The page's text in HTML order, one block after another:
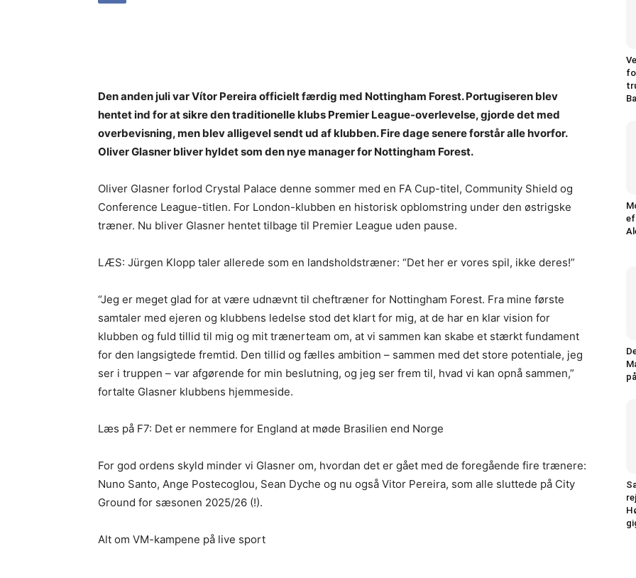
Den anden juli var Vítor Pereira officielt færdig med Nottingham Forest. Portugiseren blev
hentet ind for at sikre den traditionelle klubs Premier League-overlevelse, gjorde det med
overbevisning, men blev alligevel sendt ud af klubben. Fire dage senere forstår alle hvorfor.
Oliver Glasner bliver hyldet som den nye manager for Nottingham Forest.
Oliver Glasner forlod Crystal Palace denne sommer med en FA Cup-titel, Community Shield og
Conference League-titlen. For London-klubben en historisk opblomstring under den østrigske
træner. Nu bliver Glasner hentet tilbage til Premier League uden pause.
LÆS: Jürgen Klopp taler allerede som en landsholdstræner: “Det her er vores spil, ikke deres!”
“Jeg er meget glad for at være udnævnt til cheftræner for Nottingham Forest. Fra mine første
samtaler med ejeren og klubbens ledelse stod det klart for mig, at de har en klar vision for
klubben og fuld tillid til mig og mit trænerteam om, at vi sammen kan skabe et stærkt fundament
for den langsigtede fremtid. Den tillid og fælles ambition – sammen med det store potentiale, jeg
ser i truppen – var afgørende for min beslutning, og jeg ser frem til, hvad vi kan opnå sammen,”
fortalte Glasner klubbens hjemmeside.
Læs på F7: Det er nemmere for England at møde Brasilien end Norge
For god ordens skyld minder vi Glasner om, hvordan det er gået med de foregående fire trænere:
Nuno Santo, Ange Postecoglou, Sean Dyche og nu også Vitor Pereira, som alle sluttede på City
Ground for sæsonen 2025/26 (!).
Alt om VM-kampene på live sport